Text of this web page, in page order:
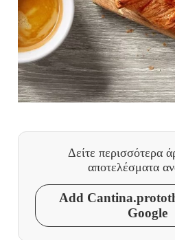
Δείτε περισσότερα
αποτελέσματα
Add
Google